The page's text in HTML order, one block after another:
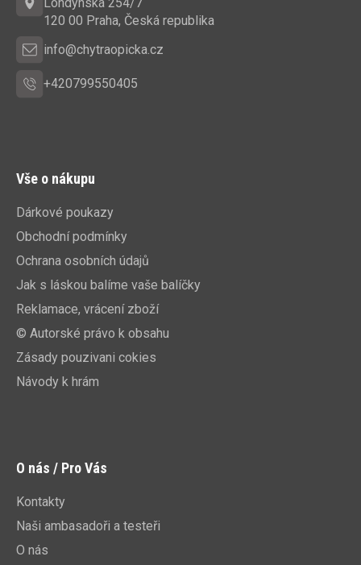
120 00 Praha, Česká republika
info@chytraopicka.cz
+420799550405
Vše o nákupu
Dárkové poukazy
Obchodní podmínky
Ochrana osobních údajů
Jak s láskou balíme vaše balíčky
Reklamace, vrácení zboží
© Autorské právo k obsahu
Zásady pouzivani cokies
Návody k hrám
O nás / Pro Vás
Kontakty
Naši ambasadoři a testeři
O nás